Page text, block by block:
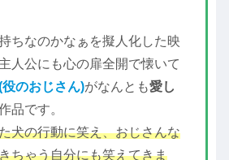
ちなのかなぁを擬人化した映
人公にも心の扉全開で懐いて
のおじさん)がなんとも愛し
品です。
犬の行動に笑え、おじさんな
ちゃう自分にも笑えてきま